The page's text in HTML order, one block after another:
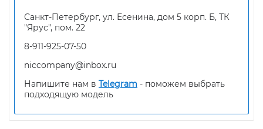
Санкт-Петербург, ул. Есенина, дом 5 корп. Б, ТК
"Ярус", пом. 22
8-911-925-07-50
niccompany@inbox.ru
Напишите нам в Telegram - поможем выбрать
подходящую модель